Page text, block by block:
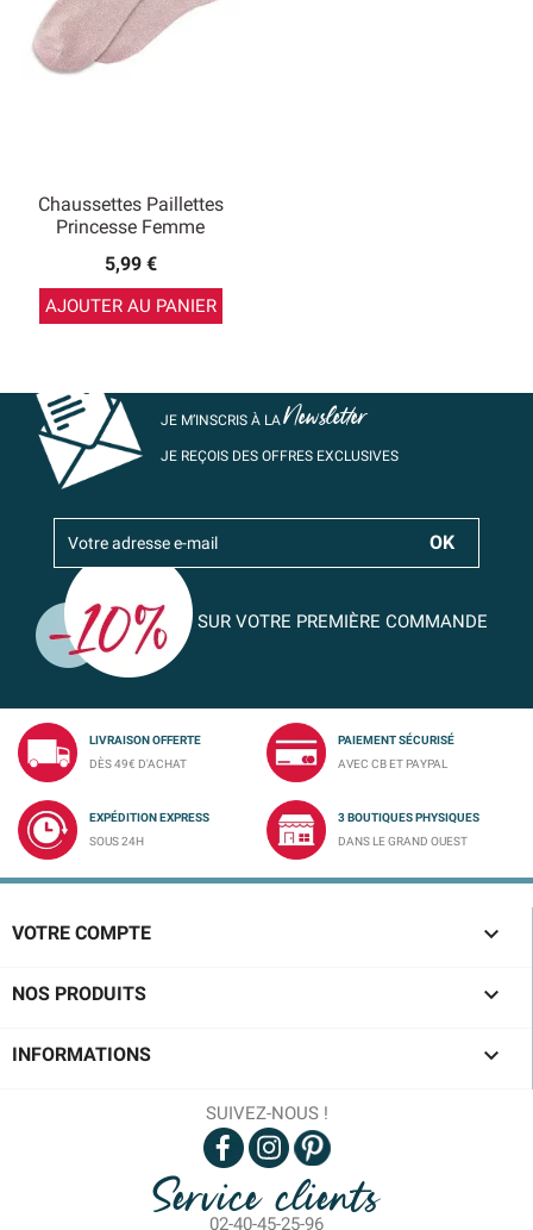
Chaussettes Paillettes
Princesse Femme
5,99 €
AJOUTER AU PANIER
JE M’INSCRIS À LANewsletter
JE REÇOIS DES OFFRES EXCLUSIVES
SUR VOTRE PREMIÈRE COMMANDE
LIVRAISON OFFERTE
DÈS 49€ D'ACHAT
PAIEMENT SÉCURISÉ
AVEC CB ET PAYPAL
EXPÉDITION EXPRESS
SOUS 24H
3 BOUTIQUES PHYSIQUES
DANS LE GRAND OUEST
VOTRE COMPTE 
NOS PRODUITS 
INFORMATIONS 
SUIVEZ-NOUS !
Service clients
02-40-45-25-96